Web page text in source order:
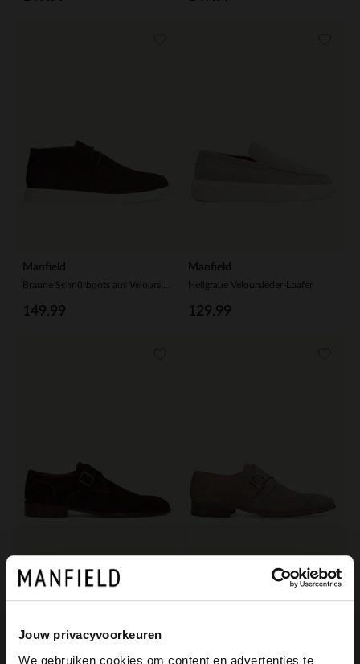
Jouw privacyvoorkeuren
We gebruiken cookies om content en advertenties te
Manfield
149.99
Manfield
Hellgraue Veloursleder-Loafer
129.99
Manfield
Braune Schnallenschuhe aus Veloursleder Taupefarbene Schnallenschuhe aus Veloursleder